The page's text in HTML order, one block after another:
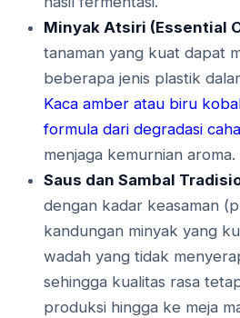
Minyak Atsiri (Essential
tanaman yang kuat dapat
beberapa jenis plastik
Kaca amber atau biru
formula dari degradasi
menjaga kemurnian aroma.
Saus dan Sambal
dengan kadar keasaman
kandungan minyak yang
wadah yang tidak
sehingga kualitas rasa
produksi hingga ke meja